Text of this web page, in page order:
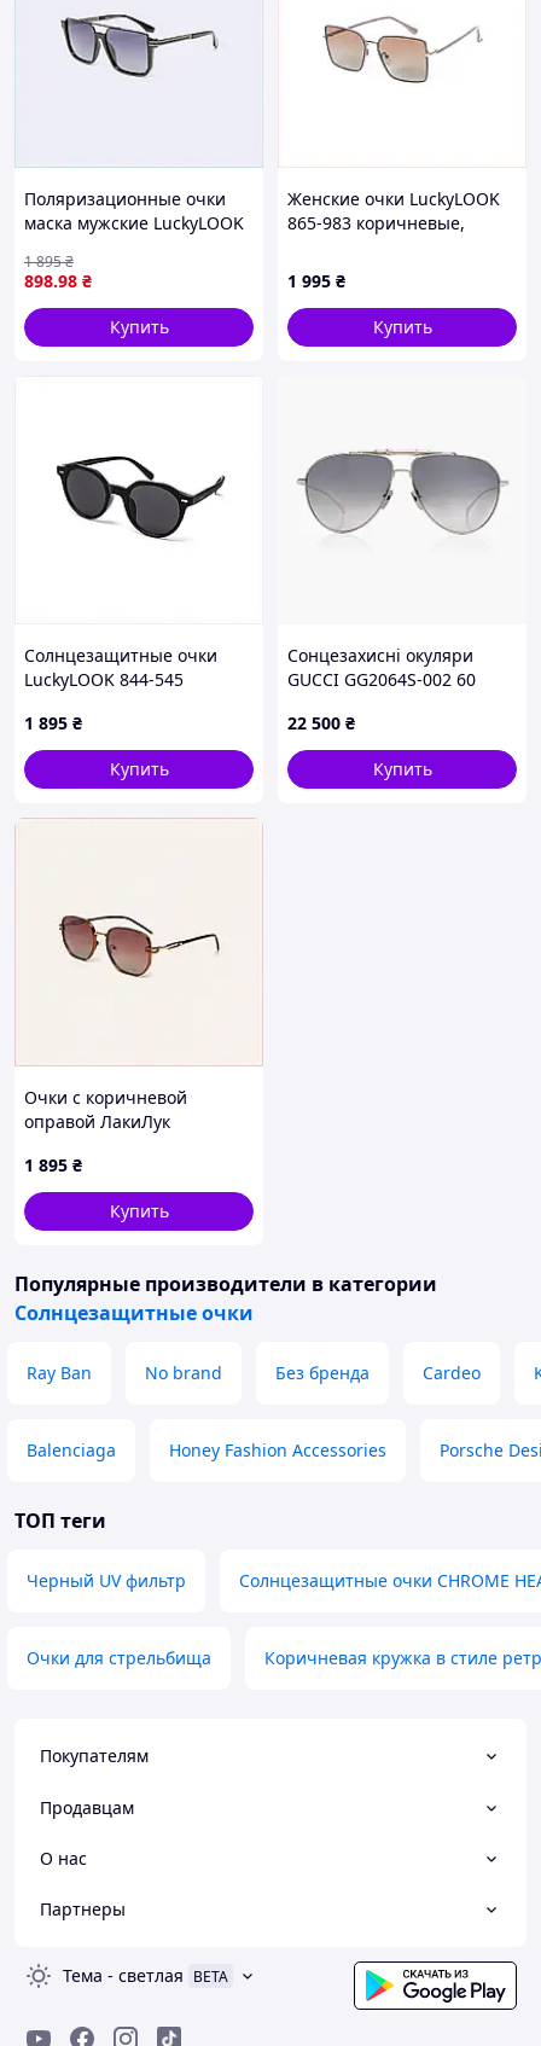
Поляризационные очки
маска мужские LuckyLOOK
898.98 ₴
1 895₴
Купить
Женские очки LuckyLOOK
865-983 коричневые,
1 995 ₴
Купить
Солнцезащитные очки
LuckyLOOK 844-545
1 895 ₴
Купить
Сонцезахисні окуляри
GUCCI GG2064S-002 60
22 500 ₴
Купить
Очки с коричневой
оправой ЛакиЛук
88857MC43
1 895 ₴
Купить
Популярные производители в категории
Солнцезащитные очки
Ray Ban No brand Без бренда Cardeo
Balenciaga Honey Fashion Accessories Porsche
ТОП теги
Черный UV фильтр Солнцезащитные очки CHROME
Очки для стрельбища Коричневая кружка в стиле
Покупателям
Продавцам
О нас
Партнеры
Тема - светлая BETA